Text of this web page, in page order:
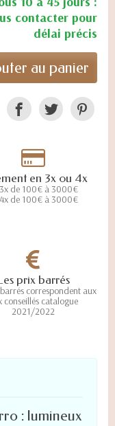
contacter pour
délai précis
au panier
en 3x ou 4x
de 100€ à 3000€
de 100€ à 3000€
prix barrés
correspondent aux
conseillés catalogue
2021/2022
: lumineux